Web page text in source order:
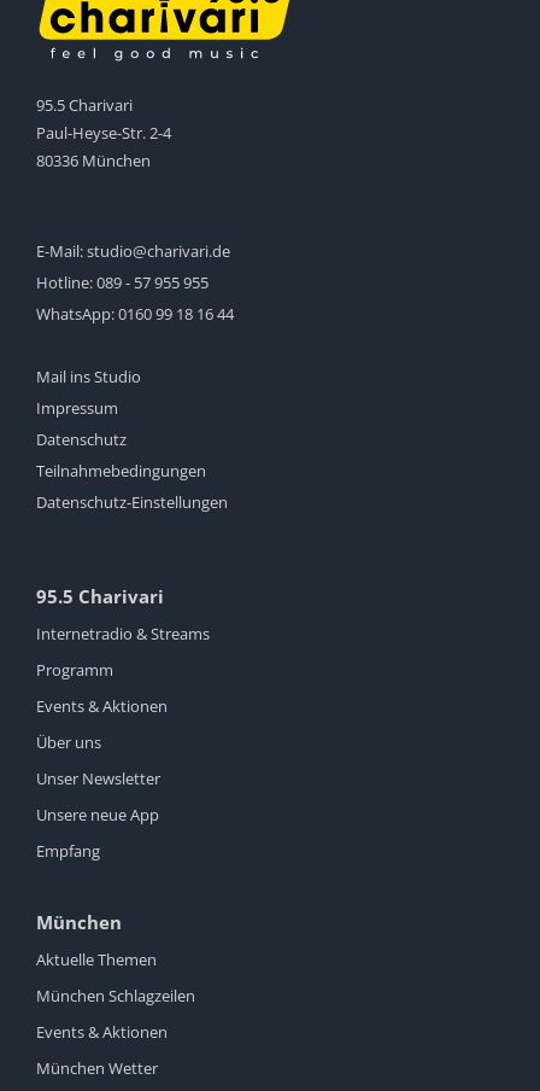
95.5 Charivari
Paul-Heyse-Str. 2-4
80336 München
E-Mail:studio@charivari.de
Hotline:089 - 57 955 955
WhatsApp:0160 99 18 16 44
Mail ins Studio
Impressum
Datenschutz
Teilnahmebedingungen
Datenschutz-Einstellungen
95.5 Charivari
Internetradio & Streams
Programm
Events & Aktionen
Über uns
Unser Newsletter
Unsere neue App
Empfang
München
Aktuelle Themen
München Schlagzeilen
Events & Aktionen
München Wetter